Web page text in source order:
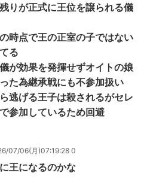
りが正式に王位を譲られる儀
時点で王の正室の子ではない
る
が効果を発揮せずオイトの娘
た為継承戦にも不参加扱い
逃げる王子は殺されるがセレ
参加しているため回避
07/06(月)07:19:28 0
王になるのかな